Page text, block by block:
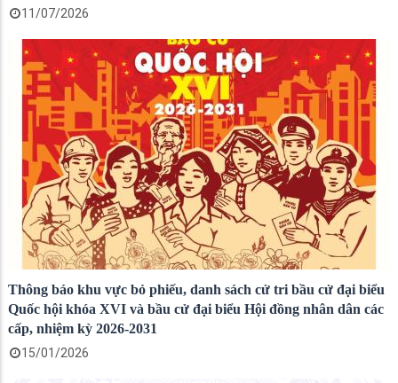
11/07/2026
Thông báo khu vực bỏ phiếu, danh sách cử tri bầu cử đại biểu
Quốc hội khóa XVI và bầu cử đại biểu Hội đồng nhân dân các
cấp, nhiệm kỳ 2026-2031
15/01/2026